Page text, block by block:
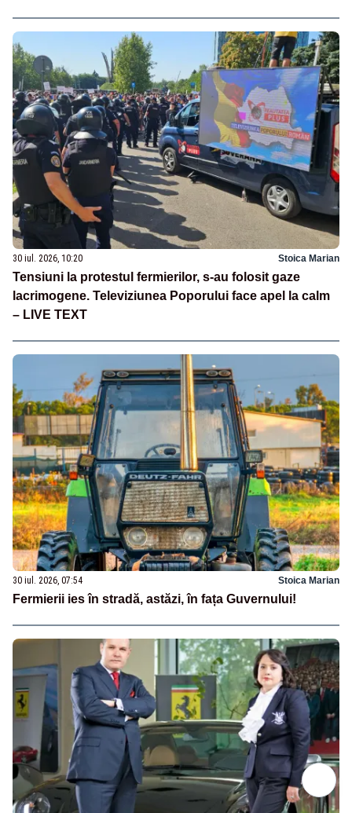
30 iul. 2026, 10:20 Stoica Marian
Tensiuni la protestul fermierilor, s-au folosit gaze
lacrimogene. Televiziunea Poporului face apel la calm
– LIVE TEXT
30 iul. 2026, 07:54 Stoica Marian
Fermierii ies în stradă, astăzi, în fața Guvernului!